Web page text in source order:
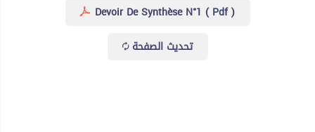
Devoir De Synthèse N°1 ( Pdf )
تحديث الصفحة